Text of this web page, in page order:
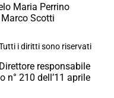
Maria Perrino
Scotti
i diritti sono riservati
responsabile
n° 210 dell’11 aprile